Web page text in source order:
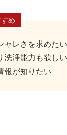
め
ャレさを求めたい
洗浄能力も欲しい
報が知りたい